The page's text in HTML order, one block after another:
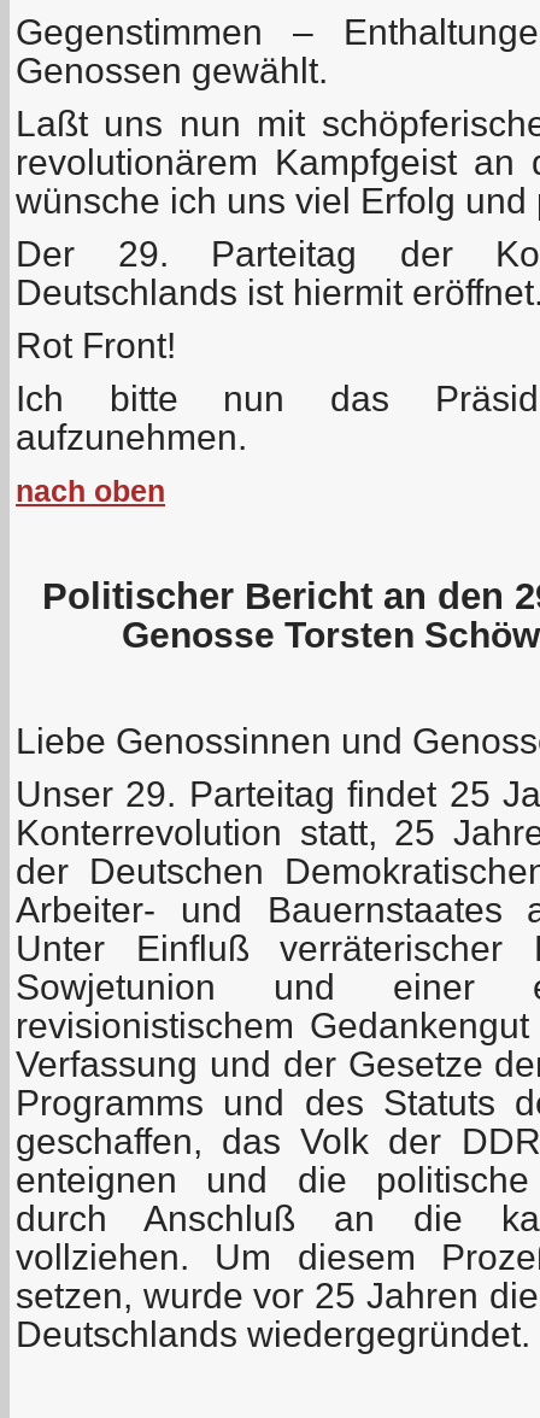
Gegenstimmen –
Genossen gewählt.
Laßt uns nun mit
revolutionärem Kampfgeist
wünsche ich uns viel Erfolg
Der 29. Parteitag der
Deutschlands ist hiermit
Rot Front!
Ich bitte nun das
aufzunehmen.
nach oben
Politischer Bericht an den
Genosse Torsten
Liebe Genossinnen und
Unser 29. Parteitag findet 25
Konterrevolution statt, 25
der Deutschen
Arbeiter- und Bauernstaates
Unter Einfluß verräterischer
Sowjetunion und einer
revisionistischem
Verfassung und der Gesetze
Programms und des Statuts
geschaffen, das Volk der
enteignen und die
durch Anschluß an die
vollziehen. Um diesem
setzen, wurde vor 25 Jahren
Deutschlands wiedergegründet.